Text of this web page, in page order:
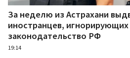
За неделю из Астрахани
иностранцев,
законодательство РФ
19:14